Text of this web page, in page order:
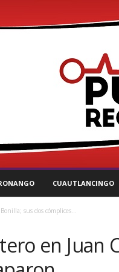
CUAUTLANCINGO
sus dos cómplices...
en Juan